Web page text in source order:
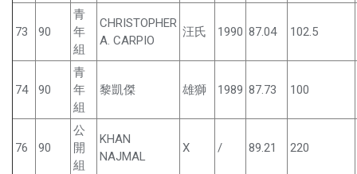
73 90
青
年
組
CHRISTOPHER
A. CARPIO
汪氏 1990 87.04 102.5
74 90
青
年
組
黎凱傑 雄獅 1989 87.73 100
76 90
公
開
組
KHAN
NAJMAL
X / 89.21 220